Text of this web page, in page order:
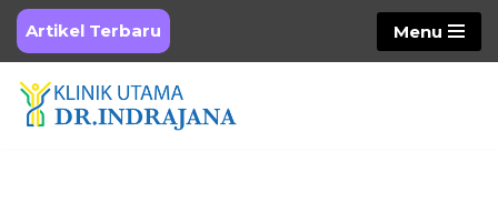
Skip
to
content
Artikel Terbaru Menu